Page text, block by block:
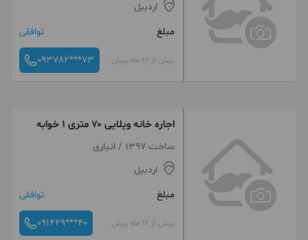
اردبیل
مبلغ
توافقی
بیش از 12 ماه پیش 093782***73
اجاره خانه ویلایی ۷۰ متری ۱ خوابه
ساخت 1397 / انباری
اردبیل
مبلغ
توافقی
بیش از 12 ماه پیش 091429***40